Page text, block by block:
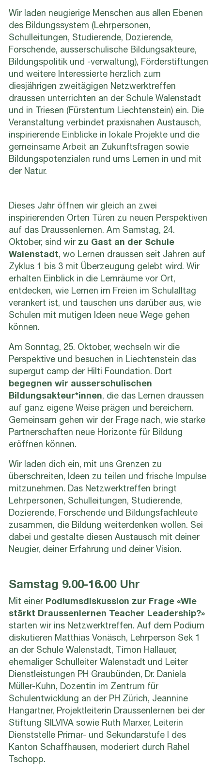
Wir laden neugierige Menschen aus allen Ebenen
des Bildungssystem (Lehrpersonen,
Schulleitungen, Studierende, Dozierende,
Forschende, ausserschulische Bildungsakteure,
Bildungspolitik und -verwaltung), Förderstiftungen
und weitere Interessierte herzlich zum
diesjährigen zweitägigen Netzwerktreffen
draussen unterrichten an der Schule Walenstadt
und in Triesen (Fürstentum Liechtenstein) ein. Die
Veranstaltung verbindet praxisnahen Austausch,
inspirierende Einblicke in lokale Projekte und die
gemeinsame Arbeit an Zukunftsfragen sowie
Bildungspotenzialen rund ums Lernen in und mit
der Natur.
Dieses Jahr öffnen wir gleich an zwei
inspirierenden Orten Türen zu neuen Perspektiven
auf das Draussenlernen. Am Samstag, 24.
Oktober, sind wir zu Gast an der Schule
Walenstadt, wo Lernen draussen seit Jahren auf
Zyklus 1 bis 3 mit Überzeugung gelebt wird. Wir
erhalten Einblick in die Lernräume vor Ort,
entdecken, wie Lernen im Freien im Schulalltag
verankert ist, und tauschen uns darüber aus, wie
Schulen mit mutigen Ideen neue Wege gehen
können.
Am Sonntag, 25. Oktober, wechseln wir die
Perspektive und besuchen in Liechtenstein das
supergut camp der Hilti Foundation. Dort
begegnen wir ausserschulischen
Bildungsakteur*innen, die das Lernen draussen
auf ganz eigene Weise prägen und bereichern.
Gemeinsam gehen wir der Frage nach, wie starke
Partnerschaften neue Horizonte für Bildung
eröffnen können.
Wir laden dich ein, mit uns Grenzen zu
überschreiten, Ideen zu teilen und frische Impulse
mitzunehmen. Das Netzwerktreffen bringt
Lehrpersonen, Schulleitungen, Studierende,
Dozierende, Forschende und Bildungsfachleute
zusammen, die Bildung weiterdenken wollen. Sei
dabei und gestalte diesen Austausch mit deiner
Neugier, deiner Erfahrung und deiner Vision.
Samstag 9.00-16.00 Uhr
Mit einer Podiumsdiskussion zur Frage «Wie
stärkt Draussenlernen Teacher Leadership?»
starten wir ins Netzwerktreffen. Auf dem Podium
diskutieren Matthias Vonäsch, Lehrperson Sek 1
an der Schule Walenstadt, Timon Hallauer,
ehemaliger Schulleiter Walenstadt und Leiter
Dienstleistungen PH Graubünden, Dr. Daniela
Müller-Kuhn, Dozentin im Zentrum für
Schulentwicklung an der PH Zürich, Jeannine
Hangartner, Projektleiterin Draussenlernen bei der
Stiftung SILVIVA sowie Ruth Marxer, Leiterin
Dienststelle Primar- und Sekundarstufe I des
Kanton Schaffhausen, moderiert durch Rahel
Tschopp.